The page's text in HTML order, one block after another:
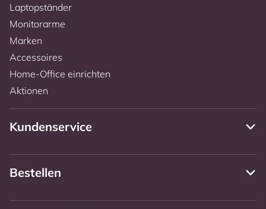
Laptopständer
Monitorarme
Marken
Accessoires
Home-Office einrichten
Aktionen
Kundenservice
Bestellen